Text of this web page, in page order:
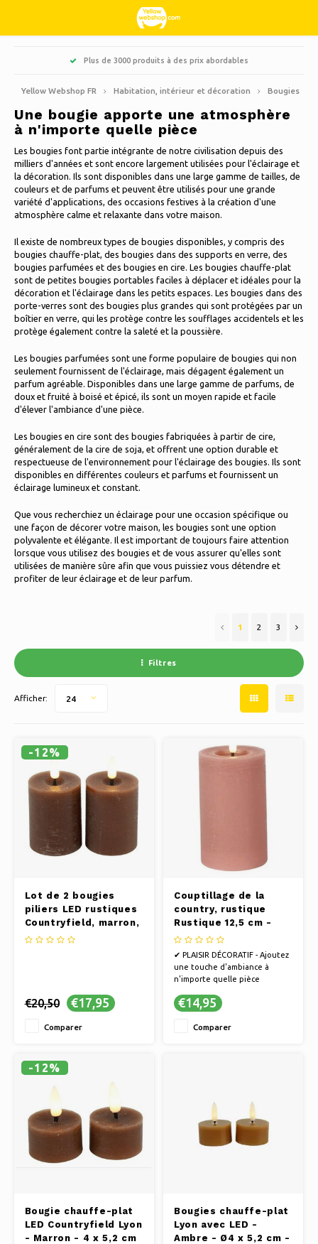
Hoofdmenu / ménages
Cuisiner
Nettoyer
Ranger
Hoofdmenu / loisirs
Livres
Créatif
Animaux
Camping
Voyager
Faire du skate
Sport
Autre
Hoofdmenu / noël
Arbres de Noël artificiels
Couronnes et guirlandes de Noël
Lumières de Noël
Hoofdmenu / vêtements
Vestes Nordberg Outdoor
Sports d'hiver Nordberg Outdoor
Sous-vêtement
Thermo
Hoofdmenu / bonbons & spécialités
Aigre-doux et réglisse
Hoofdmenu / jardin
Barbecue
Jardinières et pots de fleurs
Parapluies
outils de jardin
Mobilier de jardin
Hoofdmenu / habitation, intérieur et décoration
Paillassons
Décoration & Accessoires pour la Maison
Bougies Parfumées
Bougies
Cloches
Lampes et éclairage
Un meuble
Hoofdmenu
Nederlands
Deutsch
English
Español
Italiano
Plus de 3000 produits à des prix abordables
Yellow Webshop FR Habitation, intérieur et décoration Bougies
Une bougie apporte une atmosphère
à n'importe quelle pièce
Les bougies font partie intégrante de notre civilisation depuis des
milliers d'années et sont encore largement utilisées pour l'éclairage et
la décoration. Ils sont disponibles dans une large gamme de tailles, de
couleurs et de parfums et peuvent être utilisés pour une grande
variété d'applications, des occasions festives à la création d'une
atmosphère calme et relaxante dans votre maison.
Il existe de nombreux types de bougies disponibles, y compris des
bougies chauffe-plat, des bougies dans des supports en verre, des
bougies parfumées et des bougies en cire. Les bougies chauffe-plat
sont de petites bougies portables faciles à déplacer et idéales pour la
décoration et l'éclairage dans les petits espaces. Les bougies dans des
porte-verres sont des bougies plus grandes qui sont protégées par un
boîtier en verre, qui les protège contre les soufflages accidentels et les
protège également contre la saleté et la poussière.
Les bougies parfumées sont une forme populaire de bougies qui non
seulement fournissent de l'éclairage, mais dégagent également un
parfum agréable. Disponibles dans une large gamme de parfums, de
doux et fruité à boisé et épicé, ils sont un moyen rapide et facile
d'élever l'ambiance d'une pièce.
Les bougies en cire sont des bougies fabriquées à partir de cire,
généralement de la cire de soja, et offrent une option durable et
respectueuse de l'environnement pour l'éclairage des bougies. Ils sont
disponibles en différentes couleurs et parfums et fournissent un
éclairage lumineux et constant.
Que vous recherchiez un éclairage pour une occasion spécifique ou
une façon de décorer votre maison, les bougies sont une option
polyvalente et élégante. Il est important de toujours faire attention
lorsque vous utilisez des bougies et de vous assurer qu'elles sont
utilisées de manière sûre afin que vous puissiez vous détendre et
profiter de leur éclairage et de leur parfum.
Filtres
1 2 3
Afficher: 24
-12%
Lot de 2 bougies
piliers LED rustiques
Countryfield, marron,
Ø 5 cm - Hauteur 9
€20,50 €17,95
Comparer
Couptillage de la
country, rustique
Rustique 12,5 cm -
rose
✔ PLAISIR DÉCORATIF - Ajoutez
une touche d'ambiance à
n'importe quelle pièce
Parfait pour se détendre, faire
romantiques
€14,95
Comparer
-12%
Bougie chauffe-plat
LED Countryfield Lyon
- Marron - 4 x 5,2 cm
Bougies chauffe-plat
Lyon avec LED -
Ambre - Ø4 x 5,2 cm -